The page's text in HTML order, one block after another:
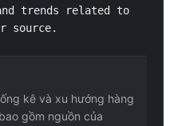
trends related to
source.
kê và xu hướng hàng
gồm nguồn của